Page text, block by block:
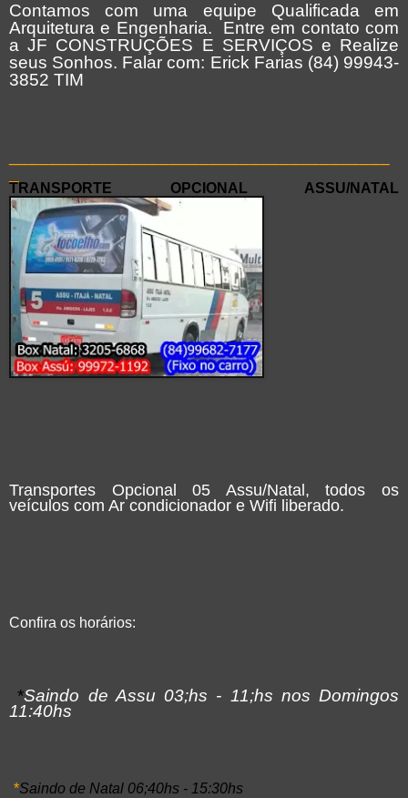
Contamos com uma equipe Qualificada em
Arquitetura e Engenharia. Entre em contato com
a JF CONSTRUÇÕES E SERVIÇOS e Realize
seus Sonhos. Falar com: Erick Farias (84) 99943-
3852 TIM
TRANSPORTE OPCIONAL ASSU/NATAL
Transportes Opcional 05 Assu/Natal, todos os
veículos com Ar condicionador e Wifi liberado.
Confira os horários:
*Saindo de Assu 03;hs - 11;hs nos Domingos
11:40hs
*Saindo de Natal 06;40hs - 15:30hs